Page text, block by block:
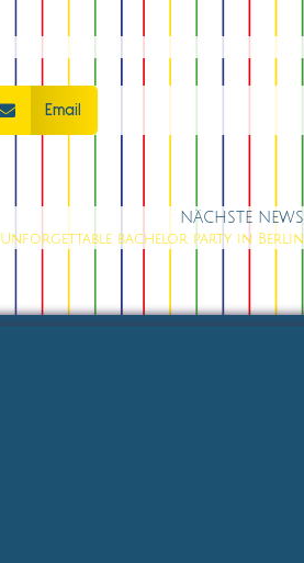
Email
NÄCHSTE NEWS
Unforgettable bachelor party in Berlin